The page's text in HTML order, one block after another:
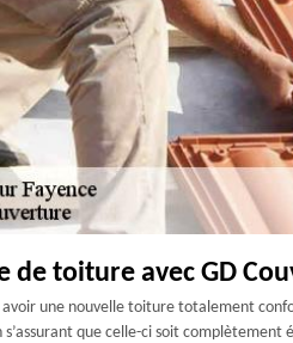
de toiture avec GD
avoir une nouvelle toiture totalement
s’assurant que celle-ci soit